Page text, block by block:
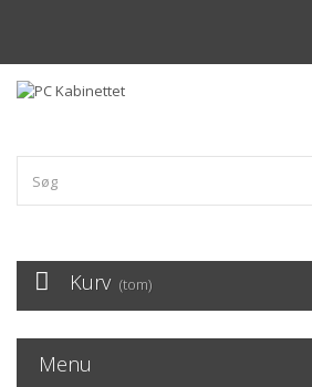
Kurv (tom)
Menu